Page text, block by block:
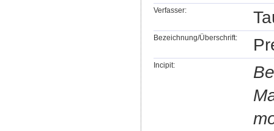
Verfasser:
Bezeichnung/Überschrift:
Incipit: